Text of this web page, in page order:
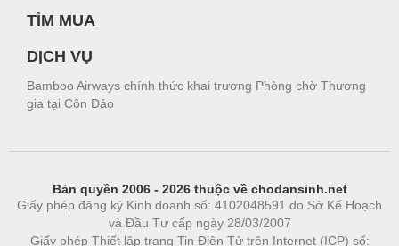
TÌM MUA
DỊCH VỤ
Bamboo Airways chính thức khai trương Phòng chờ Thương
gia tại Côn Đảo
Bản quyền 2006 - 2026 thuộc về chodansinh.net
Giấy phép đăng ký Kinh doanh số: 4102048591 do Sở Kế Hoạch
và Đầu Tư cấp ngày 28/03/2007
Giấy phép Thiết lập trang Tin Điện Tử trên Internet (ICP) số: